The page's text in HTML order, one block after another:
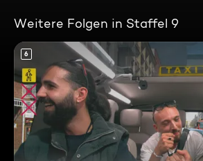
Weitere Folgen in Staffel 9
6